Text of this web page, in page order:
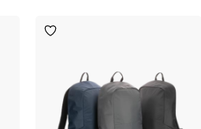
Toevoegen
aan